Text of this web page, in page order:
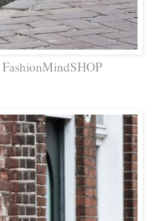
FashionMindSHOP